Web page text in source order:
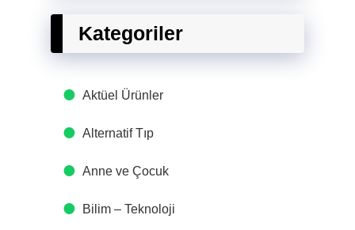
Kategoriler
Aktüel Ürünler
Alternatif Tıp
Anne ve Çocuk
Bilim – Teknoloji